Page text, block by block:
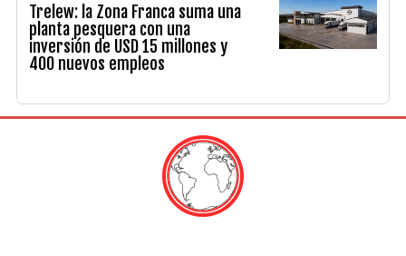
Trelew: la Zona Franca suma una
planta pesquera con una
inversión de USD 15 millones y
400 nuevos empleos